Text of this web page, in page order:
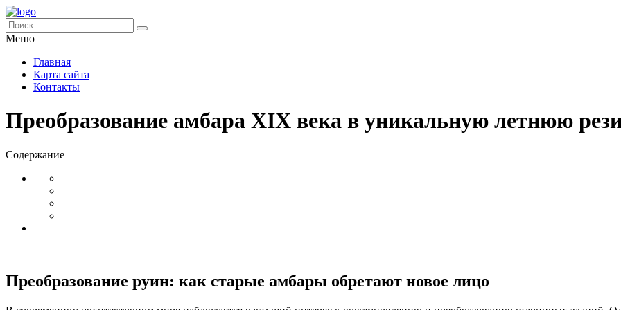
Меню
Главная
Карта сайта
Контакты
Преобразование амбара XIX века в уникальную летнюю
Содержание
Преобразование руин: как старые амбары обретают новое лицо